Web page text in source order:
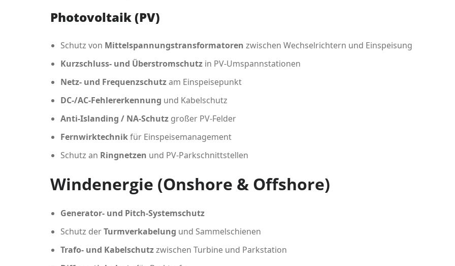
Photovoltaik (PV)
Schutz von Mittelspannungstransformatoren zwischen Wechselrichtern und Einspeisung
Kurzschluss- und Überstromschutz in PV-Umspannstationen
Netz- und Frequenzschutzam Einspeisepunkt
DC-/AC-Fehlererkennung und Kabelschutz
Anti-Islanding / NA-Schutz großer PV-Felder
Fernwirktechnikfür Einspeisemanagement
Schutz an Ringnetzen und PV-Parkschnittstellen
Windenergie (Onshore & Offshore)
Generator- und Pitch-Systemschutz
Schutz derTurmverkabelung und Sammelschienen
Trafo- und Kabelschutzzwischen Turbine und Parkstation